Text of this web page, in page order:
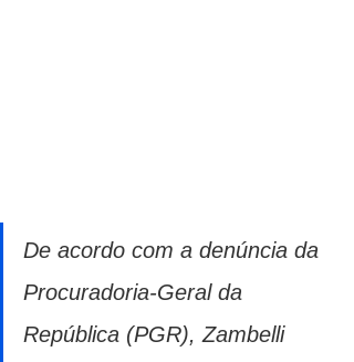
De acordo com a denúncia da
Procuradoria-Geral da
República (PGR), Zambelli